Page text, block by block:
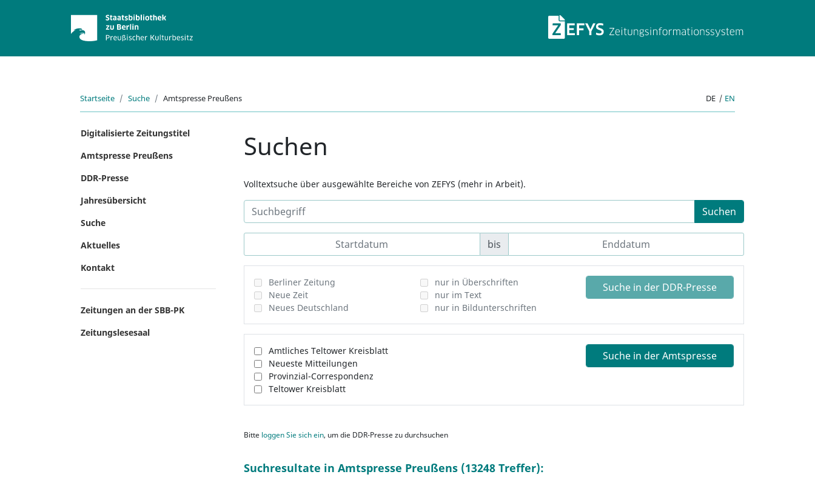
ZEFYS
Startseite Suche Amtspresse Preußens DE | EN
Digitalisierte Zeitungstitel
Amtspresse Preußens
DDR-Presse
Jahresübersicht
Suche
Aktuelles
Kontakt
Zeitungen an der SBB-PK
Zeitungslesesaal
Suchen
Volltextsuche über ausgewählte Bereiche von ZEFYS (mehr in Arbeit).
Suchen
bis
Berliner Zeitung
Neue Zeit
Neues Deutschland
nur in Überschriften
nur im Text
nur in Bildunterschriften
Suche in der DDR-Presse
Amtliches Teltower Kreisblatt
Neueste Mitteilungen
Provinzial-Correspondenz
Teltower Kreisblatt
Suche in der Amtspresse
Bitte loggen Sie sich ein, um die DDR-Presse zu durchsuchen
Suchresultate in Amtspresse Preußens (13248 Treffer):